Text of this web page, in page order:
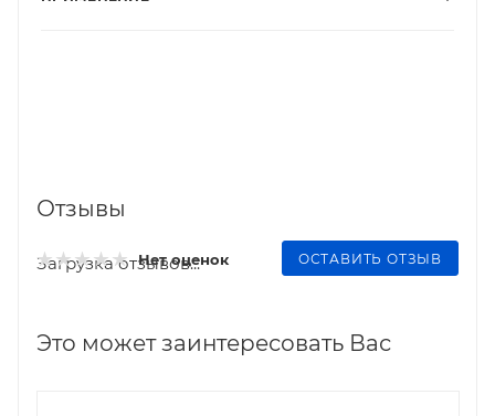
Отзывы
Нет оценок ОСТАВИТЬ ОТЗЫВ
Загрузка отзывов...
Это может заинтересовать Вас